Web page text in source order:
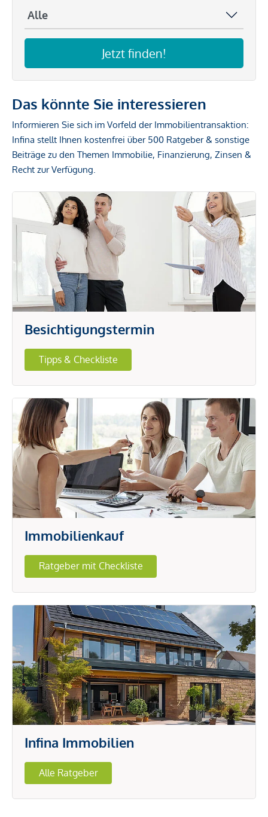
Jetzt finden!
Das könnte Sie interessieren
Informieren Sie sich im Vorfeld der Immobilientransaktion:
Infina stellt Ihnen kostenfrei über 500 Ratgeber & sonstige
Beiträge zu den Themen Immobilie, Finanzierung, Zinsen &
Recht zur Verfügung.
Besichtigungstermin
Tipps & Checkliste
Immobilienkauf
Ratgeber mit Checkliste
Infina Immobilien
Alle Ratgeber